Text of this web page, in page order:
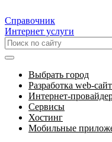
Справочник
Интернет услуги
Выбрать город
Разработка web-
Интернет-
Сервисы
Хостинг
Мобильные